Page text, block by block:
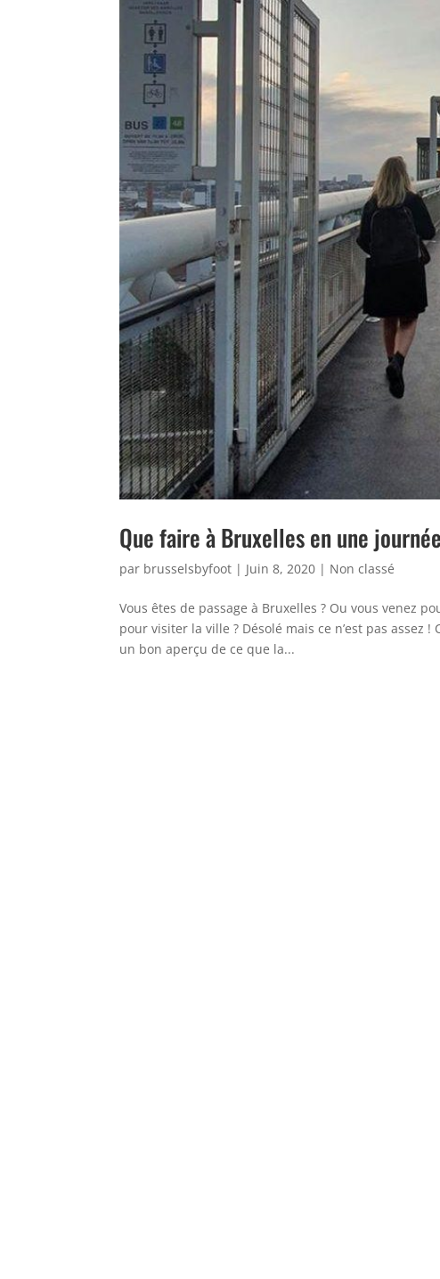
Que faire à Bruxelles en une
par brusselsbyfoot | Juin 8, 2020 | Non classé
Vous êtes de passage à Bruxelles ? Ou vous venez
pour visiter la ville ? Désolé mais ce n’est pas assez
un bon aperçu de ce que la...